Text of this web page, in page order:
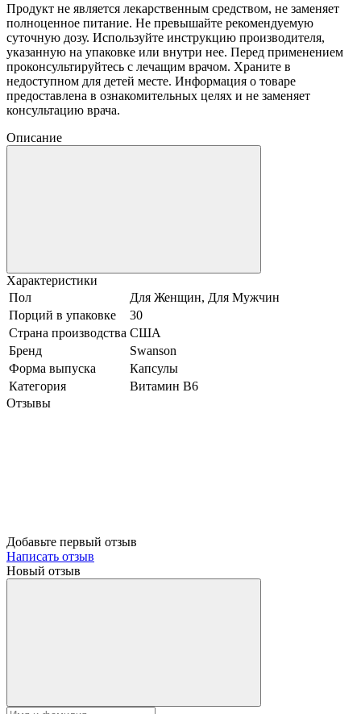
Продукт не является лекарственным средством, не заменяет
полноценное питание. Не превышайте рекомендуемую
суточную дозу. Используйте инструкцию производителя,
указанную на упаковке или внутри нее. Перед применением
проконсультируйтесь с лечащим врачом. Храните в
недоступном для детей месте. Информация о товаре
предоставлена в ознакомительных целях и не заменяет
консультацию врача.
Описание
Характеристики
Пол
Для Женщин, Для Мужчин
Порций в упаковке
30
Страна производства США
Бренд
Swanson
Форма выпуска
Капсулы
Категория
Витамин В6
Отзывы
Добавьте первый отзыв
Написать отзыв
Новый отзыв